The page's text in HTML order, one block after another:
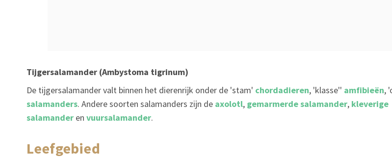
Tijgersalamander (Ambystoma tigrinum)
De tijgersalamander valt binnen het dierenrijk onder de 'stam' chordadieren, 'klasse'' amfibieën,
salamanders. Andere soorten salamanders zijn de axolotl, gemarmerde salamander, kleverige
salamanderen vuursalamander.
leefgebied